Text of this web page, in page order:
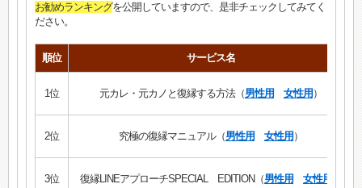
お勧めランキングを公開していますので、是非チェックしてみてく
ださい。
順位 サービス名
1位 元カレ・元カノと復縁する方法（男性用 女性用 ）
2位 究極の復縁マニュアル（男性用 女性用 ）
3位 復縁LINEアプローチSPECIAL EDITION（男性用 女性用